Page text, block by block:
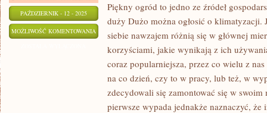
PAŹDZIERNIK - 12 - 2025
MOŻLIWOŚĆ KOMENTOWANIA
OGŁOSIĆ
TEMAT
Piękny ogród to jedno ze źródeł
duży Dużo można ogłosić o klimatyzacji.
siebie nawzajem różnią się w głównej
korzyściami, jakie wynikają z ich
coraz popularniejsza, przez co wielu z
na co dzień, czy to w pracy, lub też, w
zdecydowali się zamontować się w
pierwsze wypada jednakże naznaczyć,